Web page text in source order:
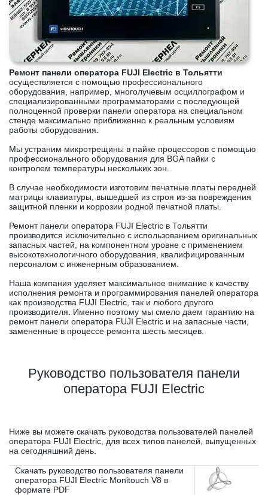
Ремонт панели оператора FUJI Electric в Тольятти
осуществляется с помощью профессионального
оборудования, например, многолучевым осциллографом и
специализированными программаторами с последующей
полноценной проверки панели оператора на специальном
стенде максимально приближенно к реальным условиям
работы оборудования.
Мы устраним микротрещины в пайке процессоров с помощью
профессионального оборудования для BGA пайки с
контролем температуры нескольких зон.
В случае необходимости изготовим печатные платы передней
матрицы клавиатуры, вышедшей из строя из-за повреждения
защитной пленки и коррозии родной печатной платы.
Ремонт панели оператора FUJI Electric в Тольятти
производится исключительно с использованием оригинальных
запасных частей, на компонентном уровне с применением
высокотехнологичного оборудования, квалифицированным
персоналом с инженерным образованием.
Наша компания уделяет максимальное внимание к качеству
исполнения ремонта и программирования панелей оператора
как производства FUJI Electric, так и любого другого
производителя. Именно поэтому мы смело даем гарантию на
ремонт панели оператора FUJI Electric и на запасные части,
замененные в процессе ремонта шесть месяцев.
Руководство пользователя панели
оператора FUJI Electric
Ниже вы можете скачать руководства пользователей панелей
оператора FUJI Electric, для всех типов панелей, выпущенных
на сегодняшний день.
Скачать руководство пользователя панели
оператора FUJI Electric Monitouch V8 в
формате PDF